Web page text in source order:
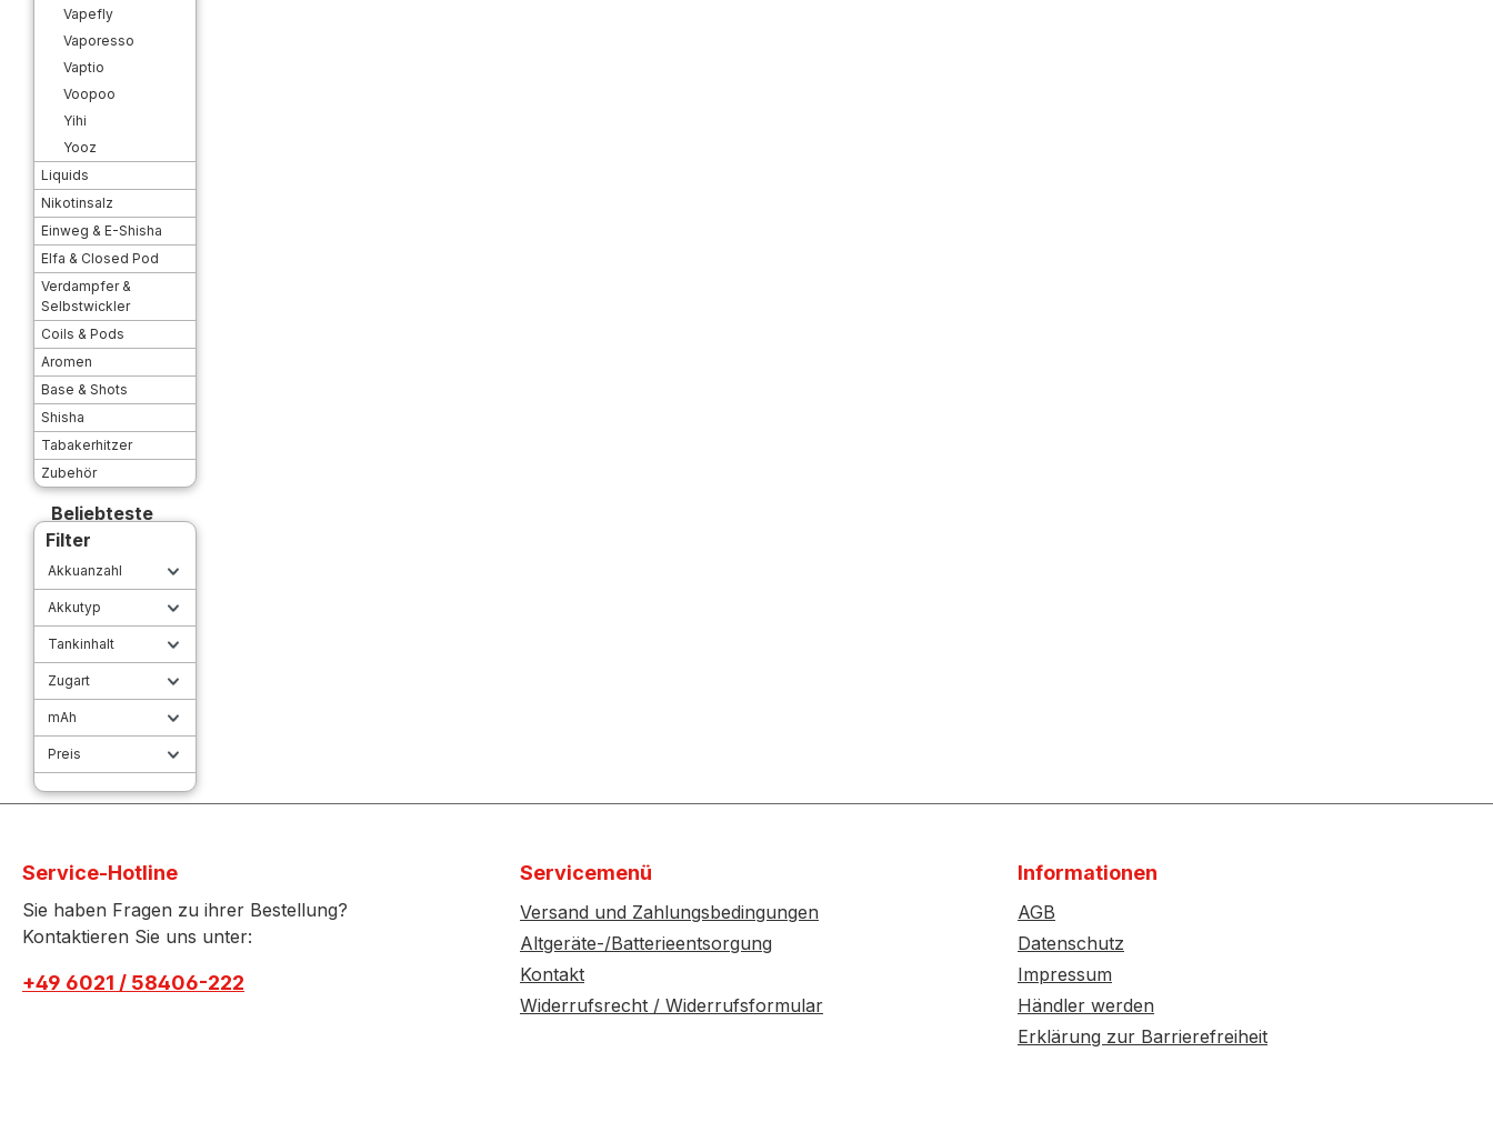
Vapefly
Vaporesso
Vaptio
Voopoo
Yihi
Yooz
Liquids
Nikotinsalz
Einweg & E-Shisha
Elfa & Closed Pod
Verdampfer &
Selbstwickler
Coils & Pods
Aromen
Base & Shots
Shisha
Tabakerhitzer
Zubehör
Beliebteste
Filter
Akkuanzahl
Akkutyp
Tankinhalt
Zugart
mAh
Preis
Service-Hotline
Sie haben Fragen zu ihrer Bestellung?
Kontaktieren Sie uns unter:
+49 6021 / 58406-222
Servicemenü
Versand und Zahlungsbedingungen
Altgeräte-/Batterieentsorgung
Kontakt
Widerrufsrecht / Widerrufsformular
Informationen
AGB
Datenschutz
Impressum
Händler werden
Erklärung zur Barrierefreiheit